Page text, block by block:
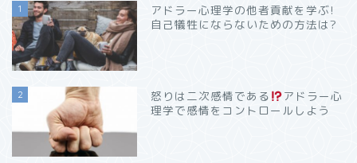
1
アドラー心理学の他者貢献を学ぶ!
自己犠牲にならないための方法は?
2 怒りは二次感情である
アドラー心
理学で感情をコントロールしよう